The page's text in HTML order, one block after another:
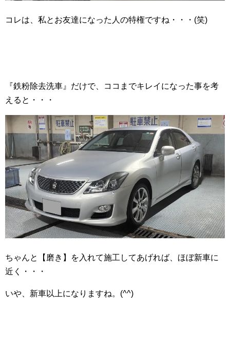
コレは、私とお友達になった人の特権ですね・・・(笑)
『鉄粉除去洗車』だけで、ココまでキレイになった事を考
えると・・・
ちゃんと【磨き】を入れて施工してあげれば、ほぼ新車に
近く・・・
いや、新車以上になりますね。(^^)